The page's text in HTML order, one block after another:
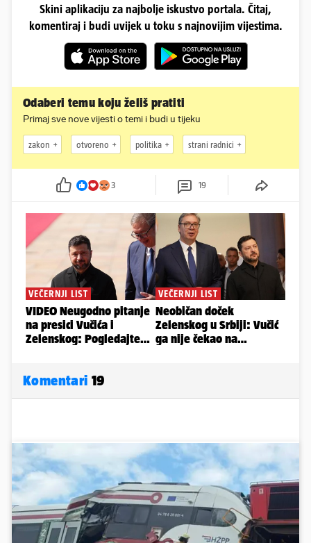
Skini aplikaciju za najbolje iskustvo portala. Čitaj,
komentiraj i budi uvijek u toku s najnovijim vijestima.
Odaberi temu koju želiš pratiti
Primaj sve nove vijesti o temi i budi u tijeku
zakon otvoreno politika strani radnici
3 19
Komentari 19